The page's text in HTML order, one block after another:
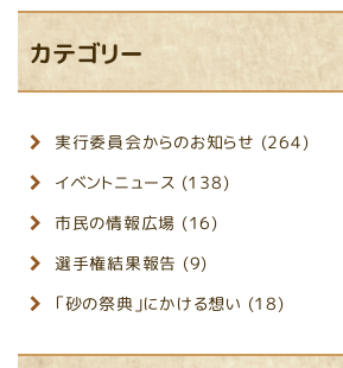
カテゴリー
実行委員会からのお知らせ (264)
イベントニュース (138)
市民の情報広場 (16)
選手権結果報告 (9)
「砂の祭典」にかける想い (18)